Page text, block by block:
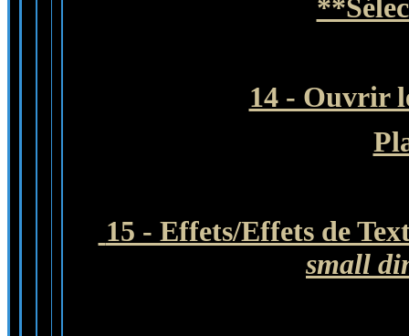
14 - Ouvrir
15 - Effets/Effets de
small